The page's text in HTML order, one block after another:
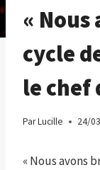
«
cycle
le chef
ParLucille 24/
« Nous avons